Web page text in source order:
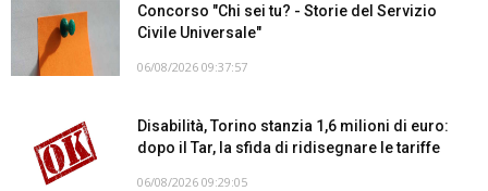
Concorso "Chi sei tu? - Storie del Servizio
Civile Universale"
06/08/2026 09:37:57
Disabilità, Torino stanzia 1,6 milioni di euro:
dopo il Tar, la sfida di ridisegnare le tariffe
06/08/2026 09:29:05